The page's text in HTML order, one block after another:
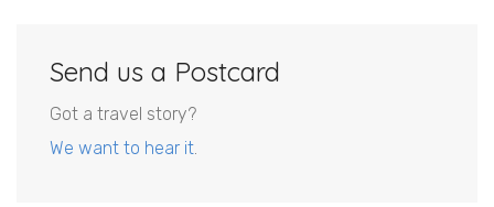
Send us a Postcard
Got a travel story?
We want to hear it